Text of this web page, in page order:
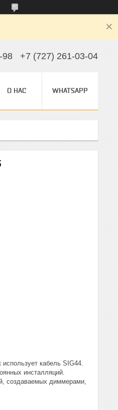
98 +7 (727) 261-03-04
О НАС WHATSAPP
кабель SIG44.
инсталляций.
создаваемых диммерами,